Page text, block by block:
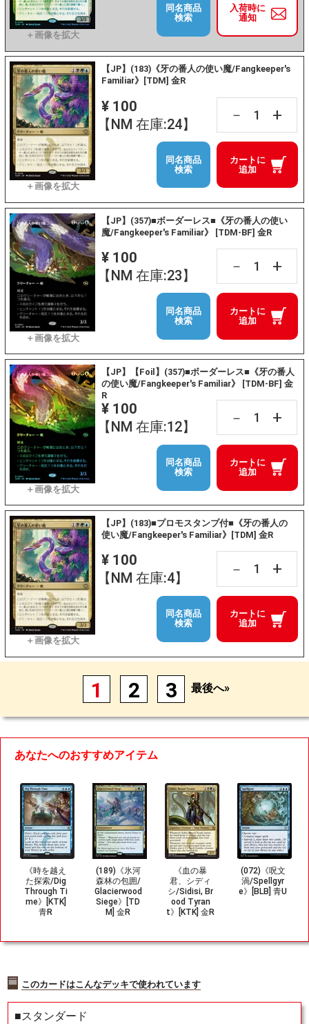
入荷時に
通知
同名商品
検索
【JP】(183)《牙の番人の使い魔/Fangkeeper's
Familiar》[TDM] 金R
¥ 100
【NM 在庫:24】
－ +
カートに
追加
同名商品
検索
【JP】(357)■ボーダーレス■《牙の番人の使い
魔/Fangkeeper's Familiar》 [TDM-BF] 金R
¥ 100
【NM 在庫:23】
－ +
カートに
追加
同名商品
検索
【JP】【Foil】(357)■ボーダーレス■《牙の番人
の使い魔/Fangkeeper's Familiar》 [TDM-BF] 金
R
¥ 100
【NM 在庫:12】
－ +
カートに
追加
同名商品
検索
【JP】(183)■プロモスタンプ付■《牙の番人の
使い魔/Fangkeeper's Familiar》[TDM] 金R
¥ 100
【NM 在庫:4】
－ +
カートに
追加
同名商品
検索
1 2 3 最後へ»
あなたへのおすすめアイテム
《時を越え
た探索/Dig
Through Ti
me》[KTK]
青R
(189)《氷河
森林の包囲/
Glacierwood
Siege》[TD
M] 金R
《血の暴
君、シディ
シ/Sidisi, Br
ood Tyran
t》[KTK] 金R
(072)《呪文
渦/Spellgyr
e》[BLB] 青U
このカードはこんなデッキで使われています
■スタンダード